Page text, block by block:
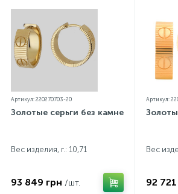
Артикул: 220270703-20
Золотые серьги без камней
Вес изделия, г.: 10,71
93 849 грн /шт.
Артикул:
Вес
92